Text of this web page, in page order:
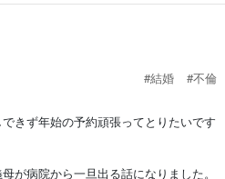
#結婚
#不倫
きず年始の予約頑張ってとりたいです
が病院から一旦出る話になりました。